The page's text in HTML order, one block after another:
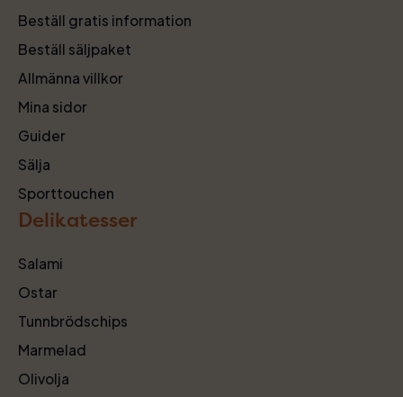
Beställ gratis information
Beställ säljpaket
Allmänna villkor
Mina sidor
Guider
Sälja
Sporttouchen
Delikatesser
Salami
Ostar
Tunnbrödschips
Marmelad
Olivolja